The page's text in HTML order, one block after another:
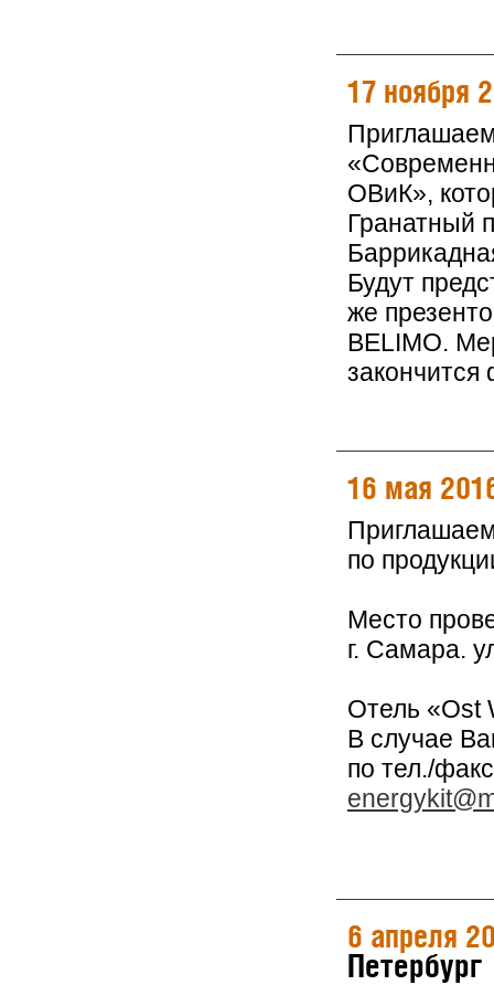
17 ноября
ОВиК»,
Гранатный
Будут
же
BELIMO.
16 мая
по
Место
г. Самара.
Отель «Ost
В случае
по тел./
6 апреля
Петербург